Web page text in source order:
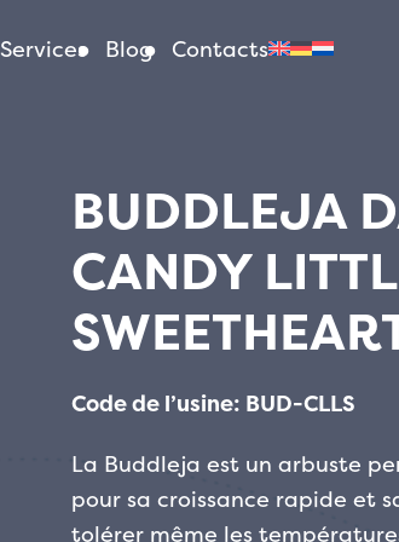
Services Blog Contacts
BUDDLEJA
CANDY
Code de l’usine: BUD-CLLS
La Buddleja est un arbuste
pour sa croissance rapide et
tolérer même les